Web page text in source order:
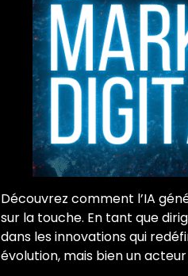
Découvrez comment l’IA
sur la touche. En tant que
dans les innovations qui
évolution, mais bien un